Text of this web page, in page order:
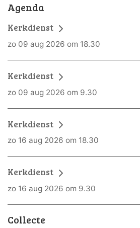
Agenda
Kerkdienst
zo 09 aug 2026 om 18.30
Kerkdienst
zo 09 aug 2026 om 9.30
Kerkdienst
zo 16 aug 2026 om 18.30
Kerkdienst
zo 16 aug 2026 om 9.30
Collecte